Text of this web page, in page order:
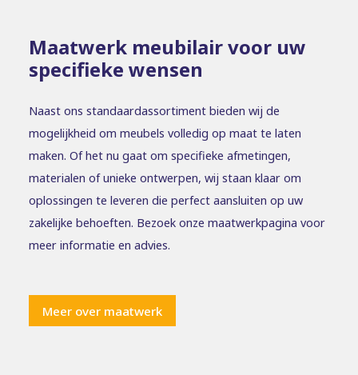
Maatwerk meubilair voor uw
specifieke wensen
Naast ons standaardassortiment bieden wij de
mogelijkheid om meubels volledig op maat te laten
maken. Of het nu gaat om specifieke afmetingen,
materialen of unieke ontwerpen, wij staan klaar om
oplossingen te leveren die perfect aansluiten op uw
zakelijke behoeften. Bezoek onze maatwerkpagina voor
meer informatie en advies.
Meer over maatwerk